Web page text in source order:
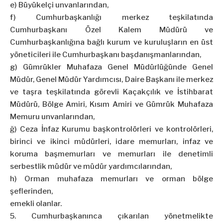
e) Büyükelçi unvanlarından,
f) Cumhurbaşkanlığı merkez teşkilatında
Cumhurbaşkanı Özel Kalem Müdürü ve
Cumhurbaşkanlığına bağlı kurum ve kuruluşların en üst
yöneticileri ile Cumhurbaşkanı başdanışmanlarından,
g) Gümrükler Muhafaza Genel Müdürlüğünde Genel
Müdür, Genel Müdür Yardımcısı, Daire Başkanı ile merkez
ve taşra teşkilatında görevli Kaçakçılık ve İstihbarat
Müdürü, Bölge Amiri, Kısım Amiri ve Gümrük Muhafaza
Memuru unvanlarından,
ğ) Ceza İnfaz Kurumu başkontrolörleri ve kontrolörleri,
birinci ve ikinci müdürleri, idare memurları, infaz ve
koruma başmemurları ve memurları ile denetimli
serbestlik müdür ve müdür yardımcılarından,
h) Orman muhafaza memurları ve orman bölge
şeflerinden,
emekli olanlar.
5. Cumhurbaşkanınca çıkarılan yönetmelikte